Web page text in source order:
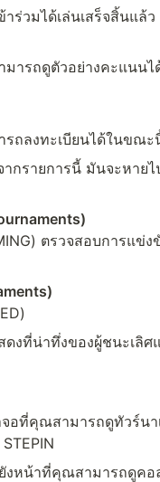
ร่วมได้เล่นเสร็จสิ้นแล้
มารถดูตัวอย่างคะแนน
ถลงทะเบียนได้ในขณะ
กรายการนี้ มันจะหาย
ตรวจสอบการแข่
ที่น่าทึ่งของผู้ชนะเลิศ
จอที่คุณสามารถดูทัวร์น
งหน้าที่คุณสามารถดูคอ